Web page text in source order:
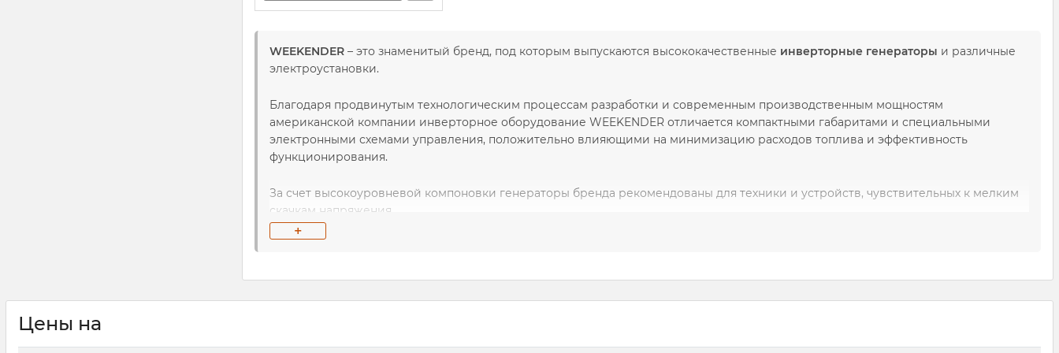
WEEKENDER – это знаменитый бренд, под которым выпускаются высококачественные инверторные генераторы и различные
электроустановки.
Благодаря продвинутым технологическим процессам разработки и современным производственным мощностям
американской компании инверторное оборудование WEEKENDER отличается компактными габаритами и специальными
электронными схемами управления, положительно влияющими на минимизацию расходов топлива и эффективность
функционирования.
За счет высокоуровневой компоновки генераторы бренда рекомендованы для техники и устройств, чувствительных к мелким
скачкам напряжения.
+
Цены на